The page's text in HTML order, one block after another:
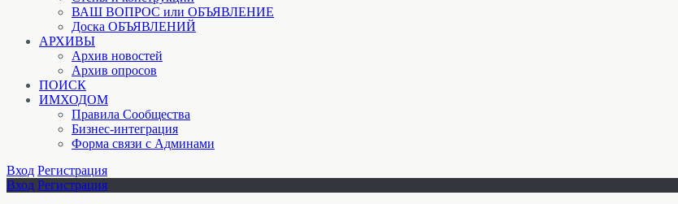
ВАШ ВОПРОС или ОБЪЯВЛЕНИЕ
Доска ОБЪЯВЛЕНИЙ
АРХИВЫ
Архив новостей
Архив опросов
ПОИСК
ИМХОДОМ
Правила Сообщества
Бизнес-интеграция
Форма связи с Админами
Вход Регистрация
Вход Регистрация